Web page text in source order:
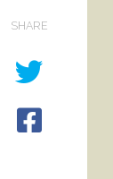
SHARE